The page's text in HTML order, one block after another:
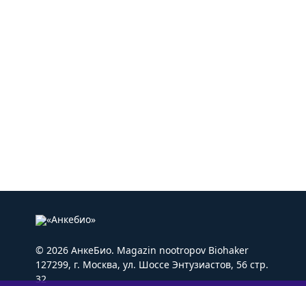
© 2026 АнкеБио. Magazin nootropov Biohaker
127299, г. Москва, ул. Шоссе Энтузиастов, 56 стр.
32